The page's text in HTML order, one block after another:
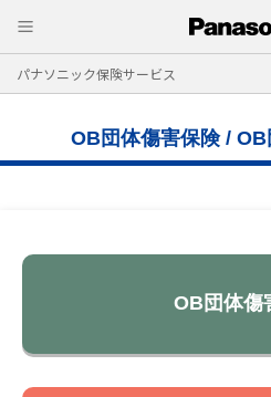
パナソニック保険サービス
OB団体傷害保険 /
OB団体傷